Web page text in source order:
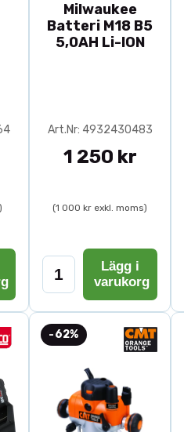
Milwaukee
Batteri M18 B5
5,0AH Li-ION
Art.Nr: 4932430483
1 250 kr
(1 000 kr exkl. moms)
Lägg i
varukorg
-62%